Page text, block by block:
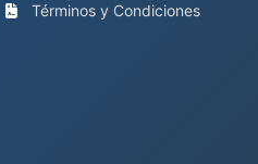
Términos y Condiciones